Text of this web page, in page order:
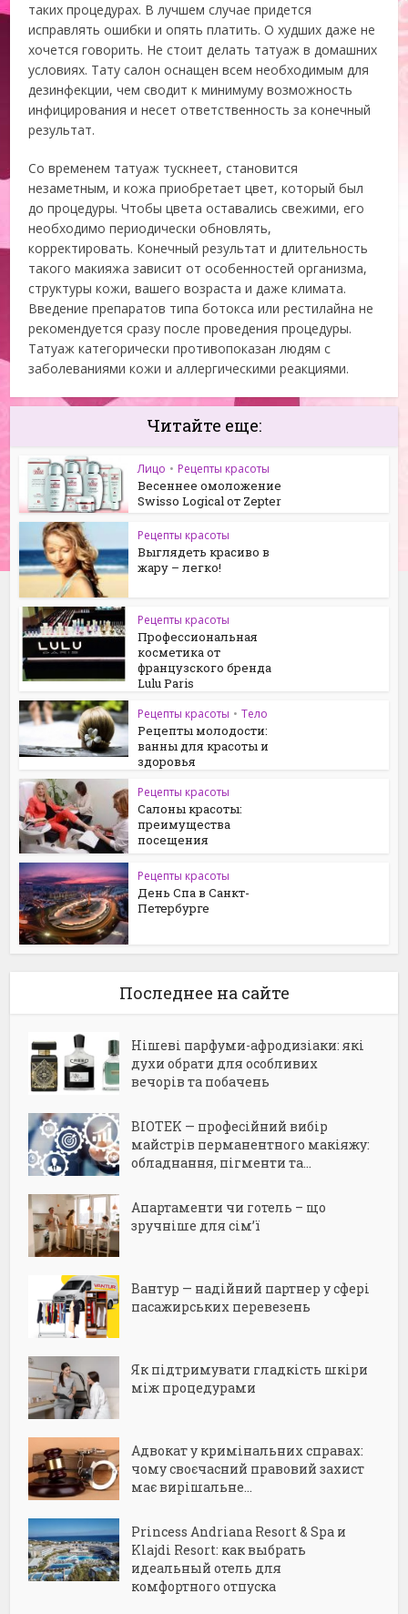
таких процедурах. В лучшем случае придется
исправлять ошибки и опять платить. О худших даже не
хочется говорить. Не стоит делать татуаж в домашних
условиях. Тату салон оснащен всем необходимым для
дезинфекции, чем сводит к минимуму возможность
инфицирования и несет ответственность за конечный
результат.
Со временем татуаж тускнеет, становится
незаметным, и кожа приобретает цвет, который был
до процедуры. Чтобы цвета оставались свежими, его
необходимо периодически обновлять,
корректировать. Конечный результат и длительность
такого макияжа зависит от особенностей организма,
структуры кожи, вашего возраста и даже климата.
Введение препаратов типа ботокса или рестилайна не
рекомендуется сразу после проведения процедуры.
Татуаж категорически противопоказан людям с
заболеваниями кожи и аллергическими реакциями.
Читайте еще:
Лицо • Рецепты красоты
Весеннее омоложение
Swisso Logical от Zepter
Рецепты красоты
Выглядеть красиво в
жару – легко!
Рецепты красоты
Профессиональная
косметика от
французского бренда
Lulu Paris
Рецепты красоты • Тело
Рецепты молодости:
ванны для красоты и
здоровья
Рецепты красоты
Салоны красоты:
преимущества
посещения
Рецепты красоты
День Спа в Санкт-
Петербурге
Последнее на сайте
Нішеві парфуми-афродизіаки: які
духи обрати для особливих
вечорів та побачень
BIOTEK — професійний вибір
майстрів перманентного макіяжу:
обладнання, пігменти та...
Апартаменти чи готель – що
зручніше для сім’ї
Вантур — надійний партнер у сфері
пасажирських перевезень
Як підтримувати гладкість шкіри
між процедурами
Адвокат у кримінальних справах:
чому своєчасний правовий захист
має вирішальне...
Princess Andriana Resort & Spa и
Klajdi Resort: как выбрать
идеальный отель для
комфортного отпуска